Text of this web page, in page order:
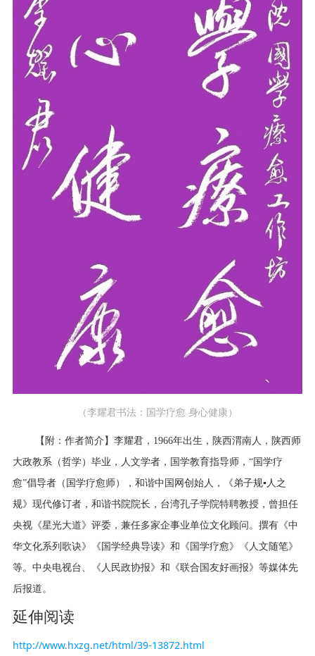
（李耀君书法：国学疗愈 身心健康）
【附：作者简介】李耀君，1966年出生，陕西渭南人，陕西师
大政教系（哲学）毕业，人文学者，国学教育指导师，“国学疗
愈”倡导者（ 国学疗愈师 ），和谐中国网创始人，《弟子规▪人之
规》现代修订者，和谐书院院长，台湾孔子学院特聘教授，曾担任
央视《星光大道》评委，兼任多家企事业单位文化顾问。撰有《中
华文化系列歌诀》《国学经典导读》和《国学疗愈》《人文随笔》
等。 中央电视台、《人民政协报》和《联合国友好画报》等媒体先
后报道。
延伸阅读
http://www.hxzg.net/html/39-13872.html